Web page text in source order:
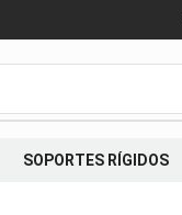
SOPORTES RÍGIDOS